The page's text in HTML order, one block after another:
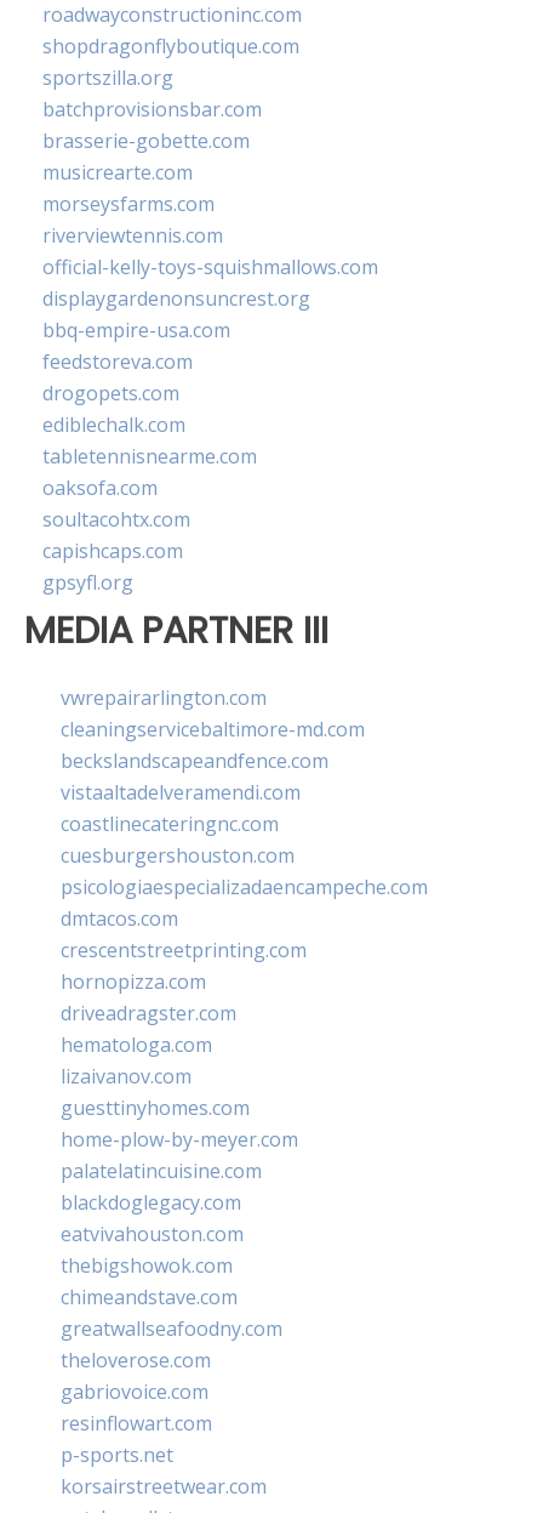
roadwayconstructioninc.com
shopdragonflyboutique.com
sportszilla.org
batchprovisionsbar.com
brasserie-gobette.com
musicrearte.com
morseysfarms.com
riverviewtennis.com
official-kelly-toys-squishmallows.com
displaygardenonsuncrest.org
bbq-empire-usa.com
feedstoreva.com
drogopets.com
ediblechalk.com
tabletennisnearme.com
oaksofa.com
soultacohtx.com
capishcaps.com
gpsyfl.org
MEDIA PARTNER III
vwrepairarlington.com
cleaningservicebaltimore-md.com
beckslandscapeandfence.com
vistaaltadelveramendi.com
coastlinecateringnc.com
cuesburgershouston.com
psicologiaespecializadaencampeche.com
dmtacos.com
crescentstreetprinting.com
hornopizza.com
driveadragster.com
hematologa.com
lizaivanov.com
guesttinyhomes.com
home-plow-by-meyer.com
palatelatincuisine.com
blackdoglegacy.com
eatvivahouston.com
thebigshowok.com
chimeandstave.com
greatwallseafoodny.com
theloverose.com
gabriovoice.com
resinflowart.com
p-sports.net
korsairstreetwear.com